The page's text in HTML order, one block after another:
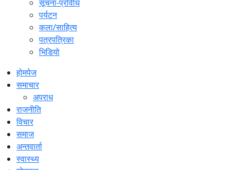
सूचना-प्रविधि
पर्यटन
कला/साहित्य
पत्रपत्रिका
भिडियो
होमपेज
समाचार
अपराध
राजनीति
विचार
समाज
अन्तवार्ता
स्वास्थ्य